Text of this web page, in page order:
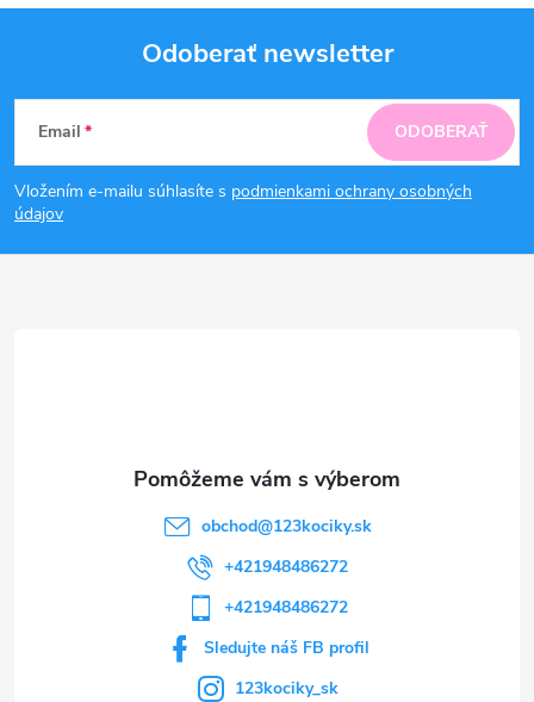
Z
á
p
Odoberať newsletter
Email
Vložením e-mailu súhlasíte s podmienkami ochrany osobných
údajov
ODOBERAŤ
obchod@123kociky.sk
+421948486272
+421948486272
Sledujte náš FB profil
123kociky_sk